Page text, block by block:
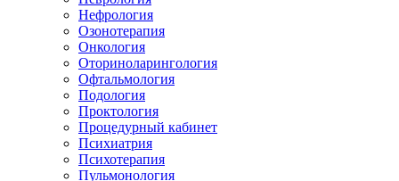
Нефрология
Озонотерапия
Онкология
Оториноларингология
Офтальмология
Подология
Проктология
Процедурный кабинет
Психиатрия
Психотерапия
Пульмонология